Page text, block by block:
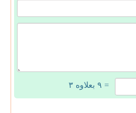
= ۹ بعلاوه ۳